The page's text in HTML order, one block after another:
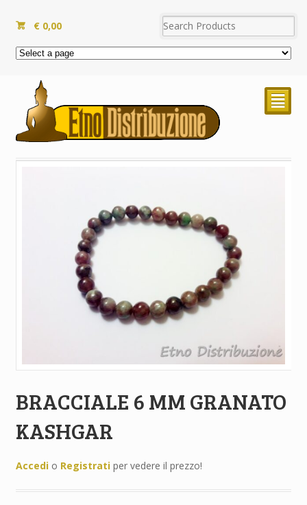
€ 0,00
²
BRACCIALE 6 MM GRANATO
KASHGAR
Accedio Registratiper vedere il prezzo!